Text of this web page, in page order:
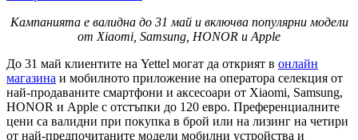
Кампанията е валидна до 31 май и включва популярни модели
от Xiaomi, Samsung, HONOR и Apple
До 31 май клиентите на Yettel могат да открият в онлайн
магазина и мобилното приложение на оператора селекция от
най-продаваните смартфони и аксесоари от Xiaomi, Samsung,
HONOR и Apple с отстъпки до 120 евро. Преференциалните
цени са валидни при покупка в брой или на лизинг на четири
от най-предпочитаните модели мобилни устройства и